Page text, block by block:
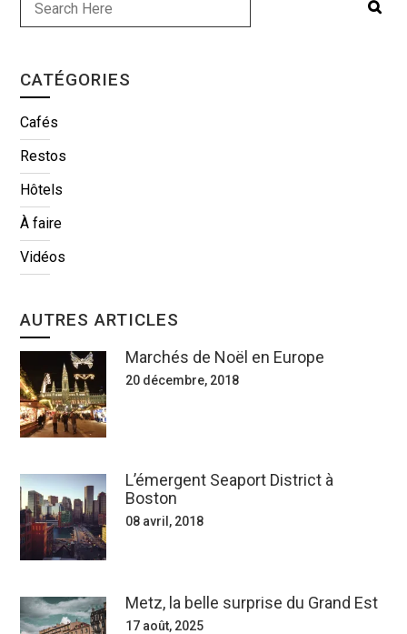
CATÉGORIES
Cafés
Restos
Hôtels
À faire
Vidéos
AUTRES ARTICLES
Marchés de Noël en Europe
20 décembre, 2018
L’émergent Seaport District à
Boston
08 avril, 2018
Metz, la belle surprise du Grand Est
17 août, 2025